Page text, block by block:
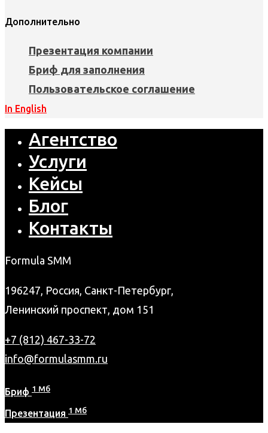
Дополнительно
Презентация компании
Бриф для заполнения
Пользовательское соглашение
In English
Агентство
Услуги
Кейсы
Блог
Контакты
Formula SMM
196247, Россия, Санкт-Петербург,
Ленинский проспект, дом 151
+7 (812) 467-33-72
info@formulasmm.ru
Бриф 1 Мб
Презентация 1 Мб